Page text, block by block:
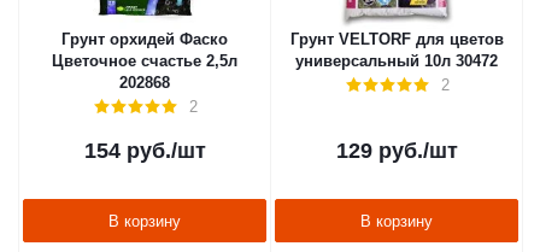
Грунт орхидей Фаско
Цветочное счастье 2,5л
202868
2
154руб./шт
В корзину
Грунт VELTORF для цветов
универсальный 10л 30472
2
129руб./шт
В корзину